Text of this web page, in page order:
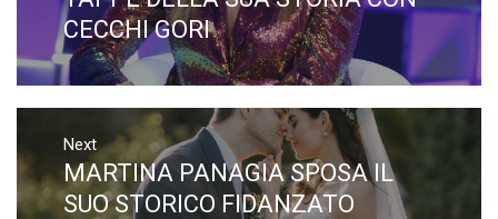
CECCHI GORI
Next
Next
post:
MARTINA PANAGIA SPOSA IL
SUO STORICO FIDANZATO